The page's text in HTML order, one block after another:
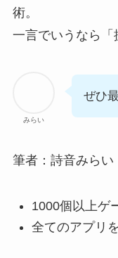
術。
一言でいうなら「
みらい
ぜひ
筆者：詩音みらい
1000個以上ゲ
全てのアプリ